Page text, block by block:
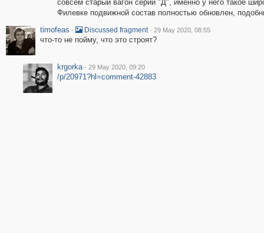
совсем старый вагон серии "Д", именно у него такое
Филевке подвижной состав полностью обновлен,
timofeas · Discussed fragment · 29 May 2020, 08:55
что-то не пойму, что это строят?
krgorka · 29 May 2020, 09:20
/p/20971?hl=comment-42883